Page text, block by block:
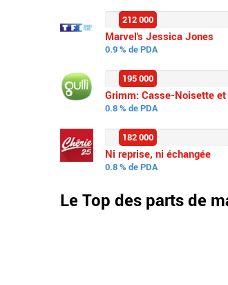
Marvel's Jessica Jones
0.9 % de PDA
212 000
Grimm: Casse-Noisette
0.8 % de PDA
195 000
Ni reprise, ni échangée
0.8 % de PDA
182 000
Le Top des parts de